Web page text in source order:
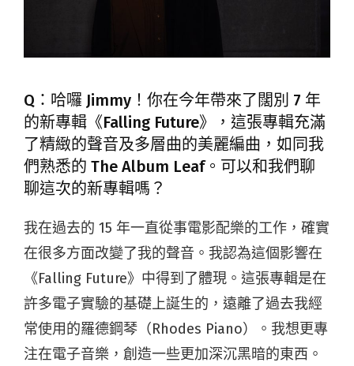
Q：哈囉 Jimmy！你在今年帶來了闊別 7 年
的新專輯《Falling Future》，這張專輯充滿
了精緻的聲音及多層曲的美麗編曲，如同我
們熟悉的 The Album Leaf。可以和我們聊
聊這次的新專輯嗎？
我在過去的 15 年一直從事電影配樂的工作，確實
在很多方面改變了我的聲音。我認為這個影響在
《Falling Future》中得到了體現。這張專輯是在
許多電子實驗的基礎上誕生的，遠離了過去我經
常使用的羅德鋼琴（Rhodes Piano）。我想更專
注在電子音樂，創造一些更加深沉黑暗的東西。